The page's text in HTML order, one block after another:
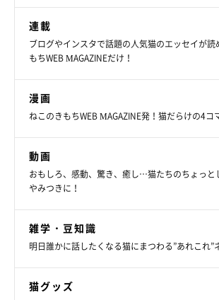
倍増していたのでしたヽ(｀▽´)/
★Instagram、Twitterで「#ねこのきもち」「
でご投稿いただいた素敵な写真・動画を紹介
参照／Instagram（
文／雨宮カイ
連載
ブログやインスタで話題の人気猫のエッセイが読
もちWEB MAGAZINEだけ！
漫画
ねこのきもちWEB MAGAZINE発！猫だらけの4コ
動画
おもしろ、感動、驚き、癒し…猫たちのちょっと
やみつきに！
雑学・豆知識
明日誰かに話したくなる猫にまつわる”あれこれ”
猫グッズ